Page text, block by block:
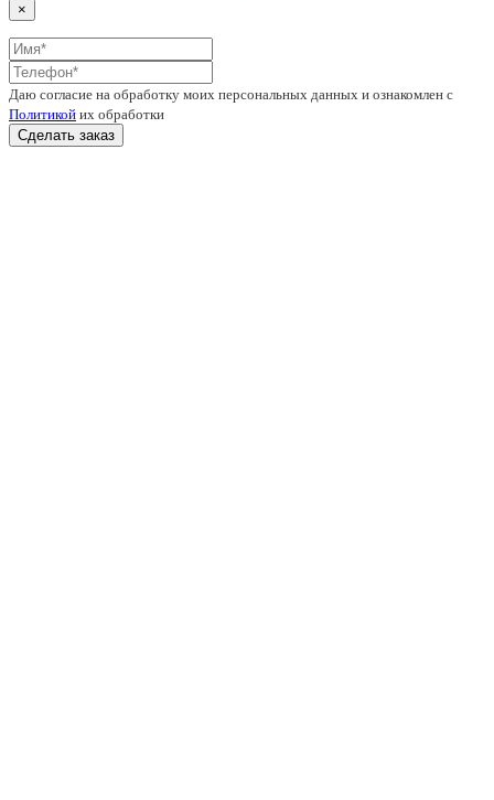
×
Даю согласие на обработку моих персональных данных и ознакомлен с
Политикой их обработки
Сделать заказ